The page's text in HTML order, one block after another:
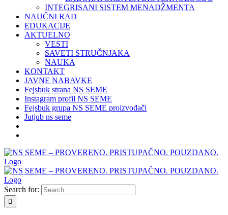
INTEGRISANI SISTEM MENADŽMENTA
NAUČNI RAD
EDUKACIJE
AKTUELNO
VESTI
SAVETI STRUČNJAKA
NAUKA
KONTAKT
JAVNE NABAVKE
Fejsbuk strana NS SEME
Instagram profil NS SEME
Fejsbuk grupa NS SEME proizvođači
Jutjub ns seme
Search for: